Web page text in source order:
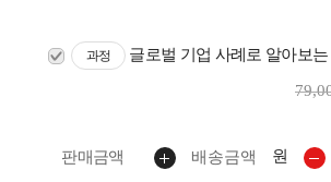
과정 글로벌 기업 사례로 알아보
판매금액 배송금액 원